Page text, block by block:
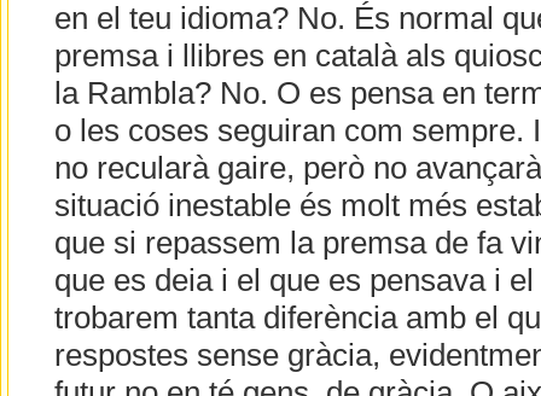
en el teu idioma? No. És normal
premsa i llibres en català als
la Rambla? No. O es pensa en
o les coses seguiran com sempre.
no recularà gaire, però no
situació inestable és molt més
que si repassem la premsa de fa
que es deia i el que es pensava i
trobarem tanta diferència amb el
respostes sense gràcia,